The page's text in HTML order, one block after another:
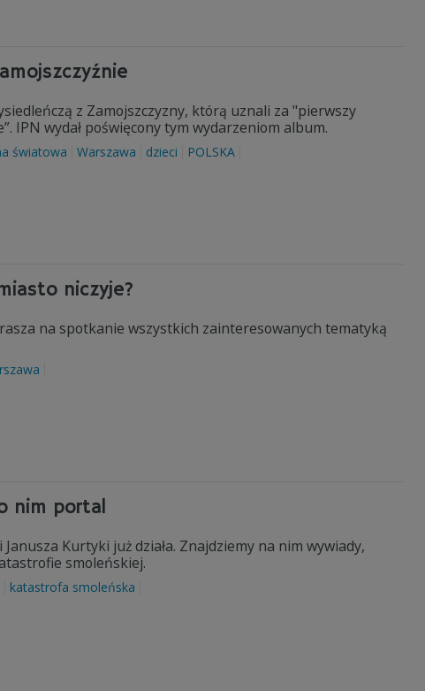
z Zamojszczyzny, którą uznali za "pierwszy
IPN wydał poświęcony tym wydarzeniom album.
światowa Warszawa dzieci POLSKA
niczyje?
na spotkanie wszystkich zainteresowanych tematyką
nim portal
Kurtyki już działa. Znajdziemy na nim wywiady,
smoleńskiej.
katastrofa smoleńska